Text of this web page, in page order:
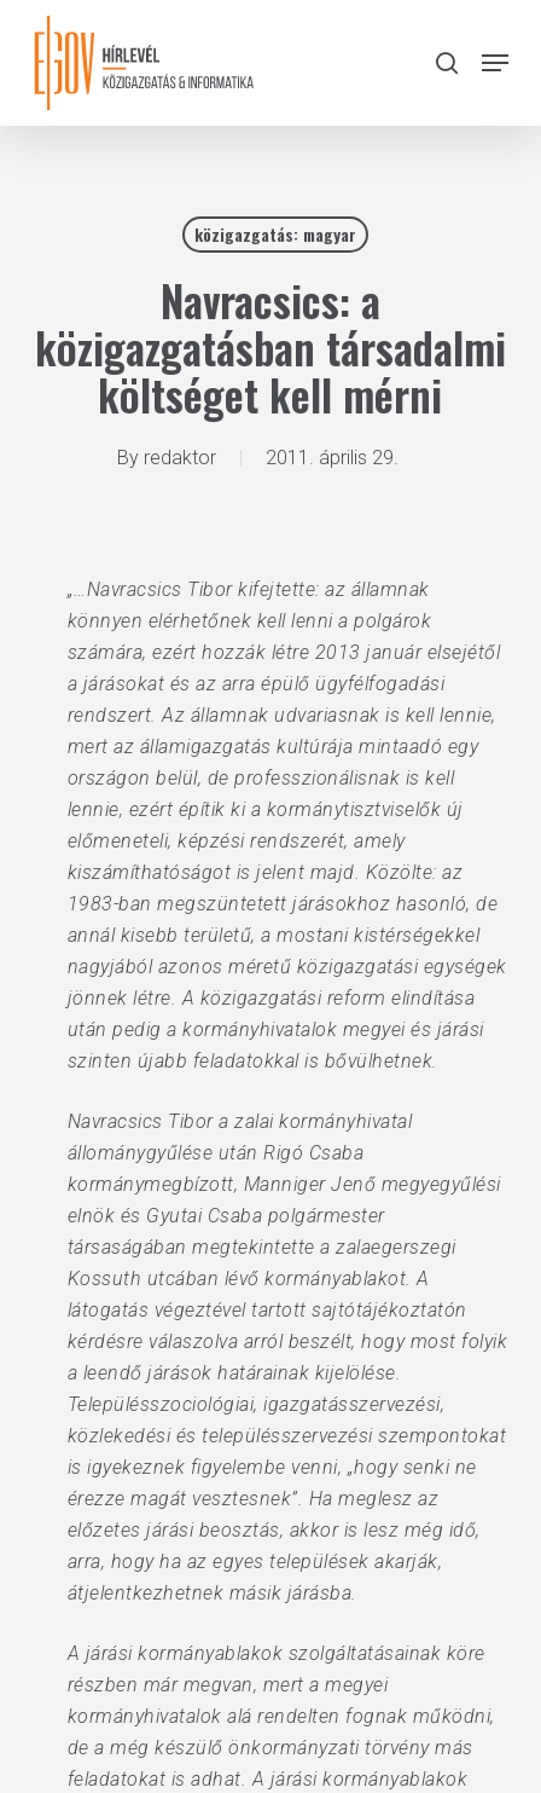
content
search
Menu
közigazgatás: magyar
Navracsics: a
közigazgatásban társadalmi
költséget kell mérni
By redaktor 2011. április 29.
„…Navracsics Tibor kifejtette: az államnak
könnyen elérhetőnek kell lenni a polgárok
számára, ezért hozzák létre 2013 január elsejétől
a járásokat és az arra épülő ügyfélfogadási
rendszert. Az államnak udvariasnak is kell lennie,
mert az államigazgatás kultúrája mintaadó egy
országon belül, de professzionálisnak is kell
lennie, ezért építik ki a kormánytisztviselők új
előmeneteli, képzési rendszerét, amely
kiszámíthatóságot is jelent majd. Közölte: az
1983-ban megszüntetett járásokhoz hasonló, de
annál kisebb területű, a mostani kistérségekkel
nagyjából azonos méretű közigazgatási egységek
jönnek létre. A közigazgatási reform elindítása
után pedig a kormányhivatalok megyei és járási
szinten újabb feladatokkal is bővülhetnek.
Navracsics Tibor a zalai kormányhivatal
állománygyűlése után Rigó Csaba
kormánymegbízott, Manniger Jenő megyegyűlési
elnök és Gyutai Csaba polgármester
társaságában megtekintette a zalaegerszegi
Kossuth utcában lévő kormányablakot. A
látogatás végeztével tartott sajtótájékoztatón
kérdésre válaszolva arról beszélt, hogy most folyik
a leendő járások határainak kijelölése.
Településszociológiai, igazgatásszervezési,
közlekedési és településszervezési szempontokat
is igyekeznek figyelembe venni, „hogy senki ne
érezze magát vesztesnek”. Ha meglesz az
előzetes járási beosztás, akkor is lesz még idő,
arra, hogy ha az egyes települések akarják,
átjelentkezhetnek másik járásba.
A járási kormányablakok szolgáltatásainak köre
részben már megvan, mert a megyei
kormányhivatalok alá rendelten fognak működni,
de a még készülő önkormányzati törvény más
feladatokat is adhat. A járási kormányablakok
Close